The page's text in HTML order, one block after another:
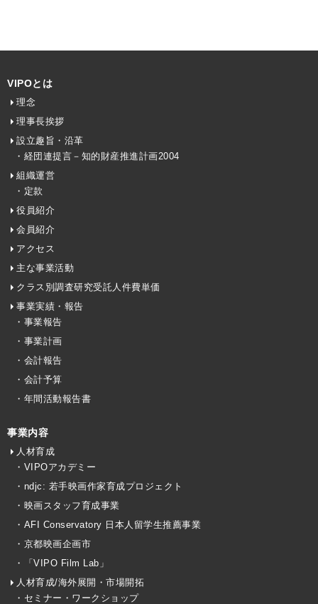
VIPOとは
理念
理事長挨拶
設立趣旨・沿革
・経団連提言－知的財産推進計画2004
組織運営
・定款
役員紹介
会員紹介
アクセス
主な事業活動
クラス別調査研究受託人件費単価
事業実績・報告
・事業報告
・事業計画
・会計報告
・会計予算
・年間活動報告書
事業内容
人材育成
・VIPOアカデミー
・ndjc: 若手映画作家育成プロジェクト
・映画スタッフ育成事業
・AFI Conservatory 日本人留学生推薦事業
・京都映画企画市
・「VIPO Film Lab」
人材育成/海外展開・市場開拓
・セミナー・ワークショップ